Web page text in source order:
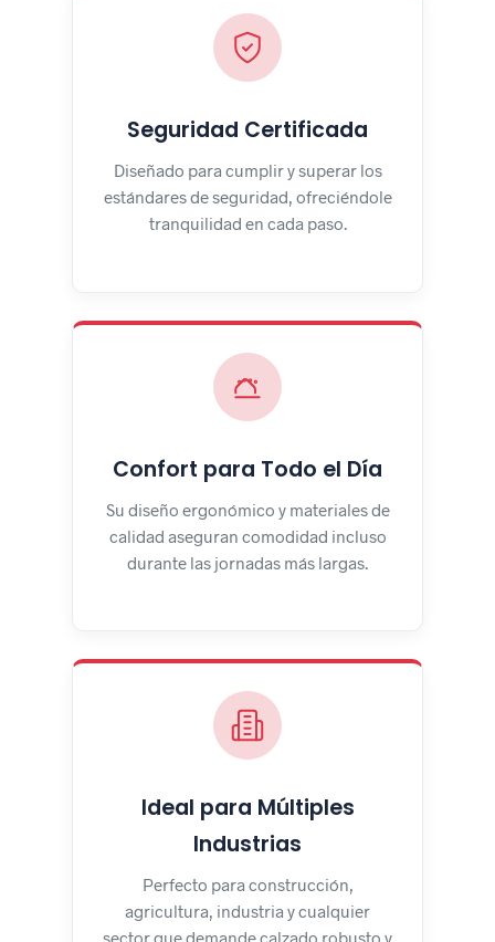
Seguridad Certificada
Diseñado para cumplir y superar los
estándares de seguridad, ofreciéndole
tranquilidad en cada paso.
Confort para Todo el Día
Su diseño ergonómico y materiales de
calidad aseguran comodidad incluso
durante las jornadas más largas.
Ideal para Múltiples
Industrias
Perfecto para construcción,
agricultura, industria y cualquier
sector que demande calzado robusto y